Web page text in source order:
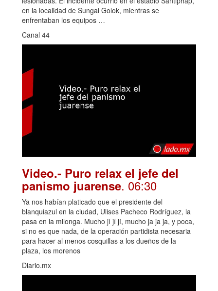
en la localidad de Sungai Golok, mientras se
enfrentaban los equipos …
Canal 44
Video.- Puro relax el jefe del
panismo juarense. 06:30
Ya nos habían platicado que el presidente del
blanquiazul en la ciudad, Ulises Pacheco Rodríguez, la
pasa en la milonga. Mucho jí jí jí, mucho ja ja ja, y poca,
si no es que nada, de la operación partidista necesaria
para hacer al menos cosquillas a los dueños de la
plaza, los morenos
Diario.mx